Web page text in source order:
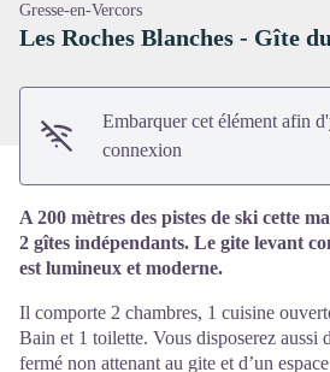
Voir
Gresse-en-Vercors
Les Roches Blanches - Gîte
Embarquer cet élément afin
connexion
A 200 mètres des pistes de ski cette
2 gîtes indépendants. Le gite levant
est lumineux et moderne.
Il comporte 2 chambres, 1 cuisine
Bain et 1 toilette. Vous disposerez aussi
fermé non attenant au gite et d’un